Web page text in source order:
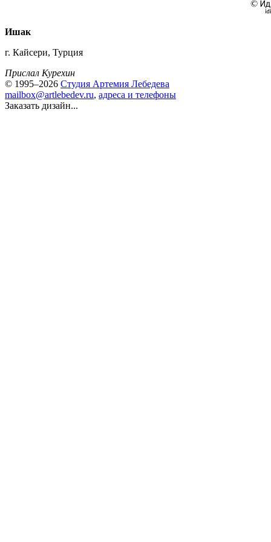
Ишак
г. Кайсери, Турция
Прислал Курехин
© 1995–2026 Студия Артемия Лебедева
mailbox@artlebedev.ru, адреса и телефоны
Заказать дизайн...